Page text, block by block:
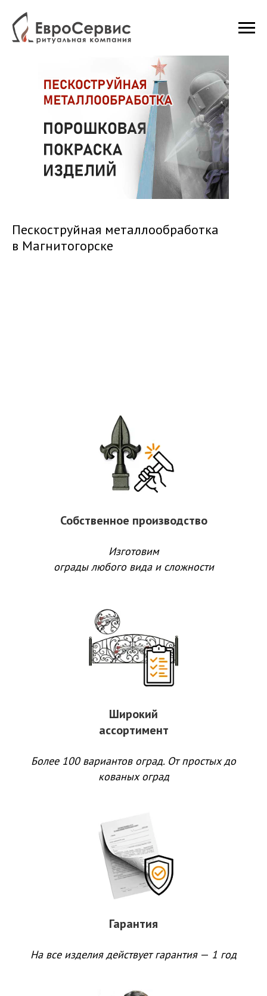
Пескоструйная металлообработка
в Магнитогорске
Собственное производство
Изготовим
ограды любого вида и сложности
Широкий
ассортимент
Более 100 вариантов оград. От простых до
кованых оград
Гарантия
На все изделия действует гарантия — 1 год